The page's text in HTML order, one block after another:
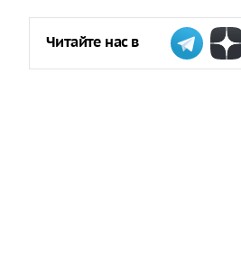
Читайте нас в